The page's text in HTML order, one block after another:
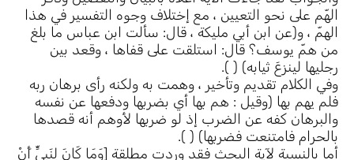
الهّم على نحو التعيين ، مع إختلاف وجوه التفسير في هذا
الهمّ ، و(عن ابن أبي مليكة ، قال: سألت ابن عباس ما بلغ
من همّ يوسف؟ قال: استلقت على قفاها ، وقعد بين
رجليها لينزعَ ثيابه) ( ).
وفي الكلام تقديم وتأخير ، وهمت به ولكنه رأى برهان ربه
فلم يهم بها (وقيل : هم بها أي بضربها ودفعها عن نفسه
والبرهان كفه عن الضرب إذ لو ضربها لأوهم أنه قصدها
بالحرام فامتنعت فضربها) ( ).
أما بالنسبة لآية البحث فقد وردت مطلقة [وَمَا كَانَ لِنَبِيٍّ أَنْ